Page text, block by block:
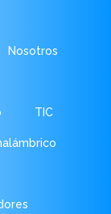
Nosotros
TIC